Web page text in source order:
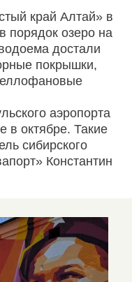
край Алтай» в
порядок озеро на
достали
покрышки,
аэропорта
в октябре. Такие
сибирского
Константин